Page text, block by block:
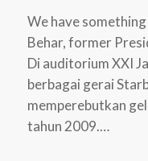
We have
Behar, former
Di auditorium XXI
berbagai gerai
memperebutkan
tahun 2009.…